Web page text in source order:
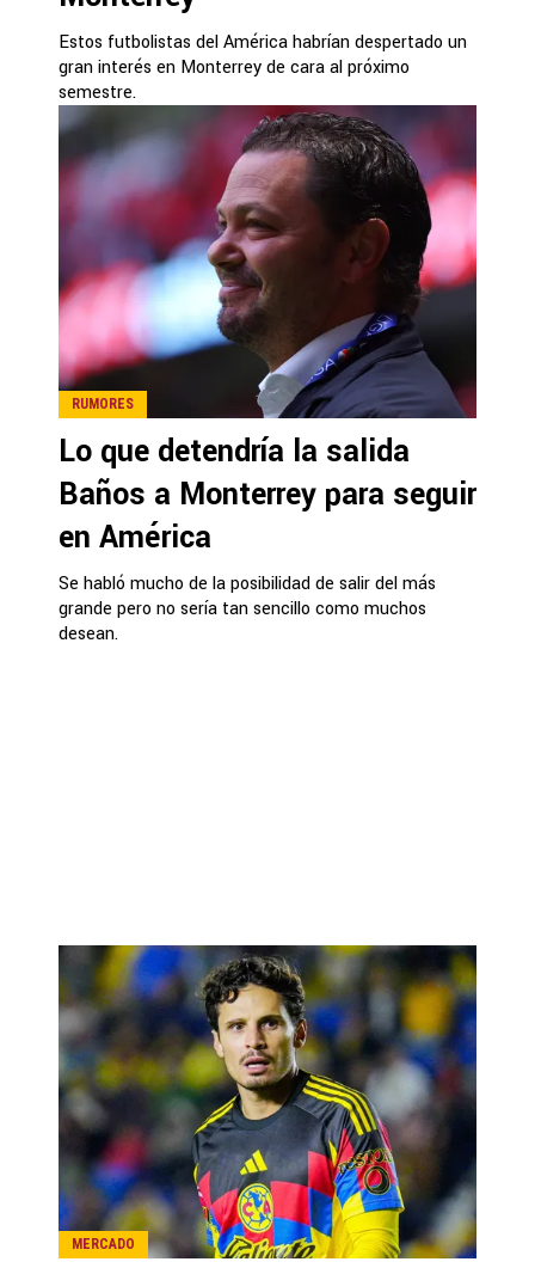
Estos futbolistas del América habrían despertado un
gran interés en Monterrey de cara al próximo
semestre.
RUMORES
Lo que detendría la salida
Baños a Monterrey para seguir
en América
Se habló mucho de la posibilidad de salir del más
grande pero no sería tan sencillo como muchos
desean.
MERCADO